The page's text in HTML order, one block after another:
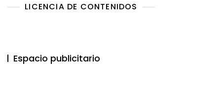
LICENCIA DE CONTENIDOS
Espacio publicitario